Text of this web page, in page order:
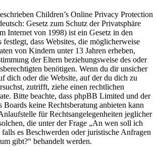
Children’s Online Privacy Protection
Gesetz zum Schutz der Privatsphäre
Internet von 1998) ist ein Gesetz in den
dass Websites, die möglicherweise
von Kindern unter 13 Jahren erheben,
der Eltern beziehungsweise des oder
benötigen. Wenn du dir unsicher
dich oder die Website, auf der du dich zu
zutrifft, ziehe einen rechtlichen
Bitte beachte, dass phpBB Limited und der
Boards keine Rechtsberatung anbieten kann
für Rechtsangelegenheiten jeglicher
die unter der Frage „An wen soll ich
es Beschwerden oder juristische Anfragen
gibt?“ behandelt werden.